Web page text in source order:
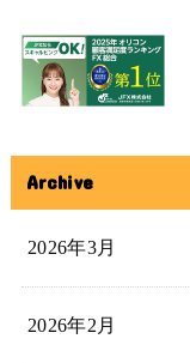
Archive
2026年3月
2026年2月